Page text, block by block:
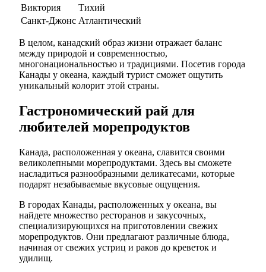
Виктория
Тихий
Санкт-Джонс Атлантический
В целом, канадский образ жизни отражает баланс
между природой и современностью,
многонациональностью и традициями. Посетив города
Канады у океана, каждый турист сможет ощутить
уникальный колорит этой страны.
Гастрономический рай для
любителей морепродуктов
Канада, расположенная у океана, славится своими
великолепными морепродуктами. Здесь вы сможете
насладиться разнообразными деликатесами, которые
подарят незабываемые вкусовые ощущения.
В городах Канады, расположенных у океана, вы
найдете множество ресторанов и закусочных,
специализирующихся на приготовлении свежих
морепродуктов. Они предлагают различные блюда,
начиная от свежих устриц и раков до креветок и
удилищ.